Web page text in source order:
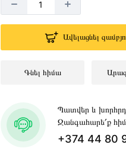
Ավելացնել
Գնել հիմա
Պատվեր և
Զանգահարե՛ք
+374 44 80